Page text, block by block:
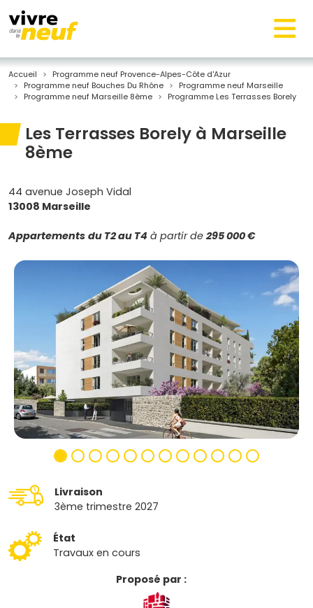
Accueil
Programme neuf Provence-Alpes-Côte d'Azur
Programme neuf Bouches Du Rhône
Programme neuf Marseille
Programme neuf Marseille 8ème
Programme Les Terrasses Borely
Les Terrasses Borely à Marseille
8ème
44 avenue Joseph Vidal
13008 Marseille
Appartements du T2 au T4 à partir de 295 000 €
Livraison
3ème trimestre 2027
État
Travaux en cours
Proposé par :